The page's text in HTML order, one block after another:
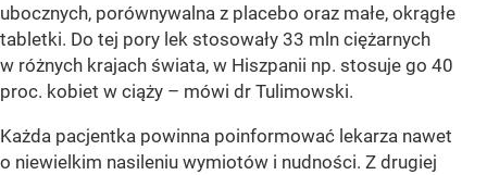
ubocznych, porównywalna z placebo oraz małe, okrągłe
tabletki. Do tej pory lek stosowały 33 mln ciężarnych
w różnych krajach świata, w Hiszpanii np. stosuje go 40
proc. kobiet w ciąży – mówi dr Tulimowski.
Każda pacjentka powinna poinformować lekarza nawet
o niewielkim nasileniu wymiotów i nudności. Z drugiej